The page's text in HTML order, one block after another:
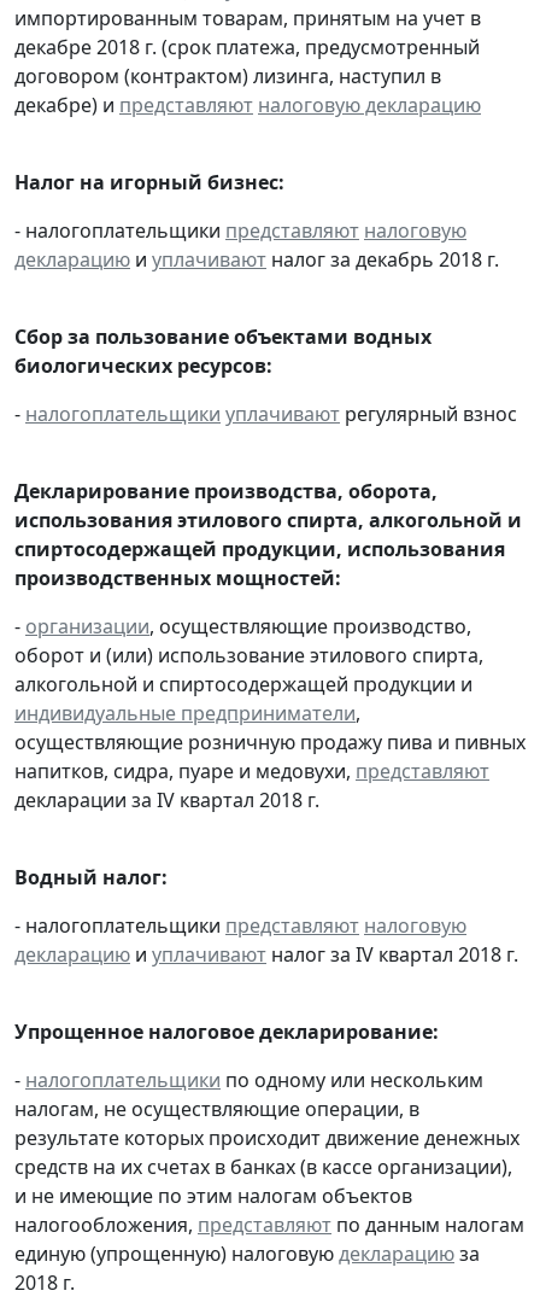
импортированным товарам, принятым на учет в
декабре 2018 г. (срок платежа, предусмотренный
договором (контрактом) лизинга, наступил в
декабре) и представляют налоговую декларацию
Налог на игорный бизнес:
- налогоплательщики представляют налоговую
декларацию и уплачивают налог за декабрь 2018 г.
Сбор за пользование объектами водных
биологических ресурсов:
- налогоплательщики уплачивают регулярный взнос
Декларирование производства, оборота,
использования этилового спирта, алкогольной и
спиртосодержащей продукции, использования
производственных мощностей:
- организации, осуществляющие производство,
оборот и (или) использование этилового спирта,
алкогольной и спиртосодержащей продукции и
индивидуальные предприниматели,
осуществляющие розничную продажу пива и пивных
напитков, сидра, пуаре и медовухи, представляют
декларации за IV квартал 2018 г.
Водный налог:
- налогоплательщики представляют налоговую
декларацию и уплачивают налог за IV квартал 2018 г.
Упрощенное налоговое декларирование:
- налогоплательщики по одному или нескольким
налогам, не осуществляющие операции, в
результате которых происходит движение денежных
средств на их счетах в банках (в кассе организации),
и не имеющие по этим налогам объектов
налогообложения, представляют по данным налогам
единую (упрощенную) налоговуюдекларациюза
2018 г.